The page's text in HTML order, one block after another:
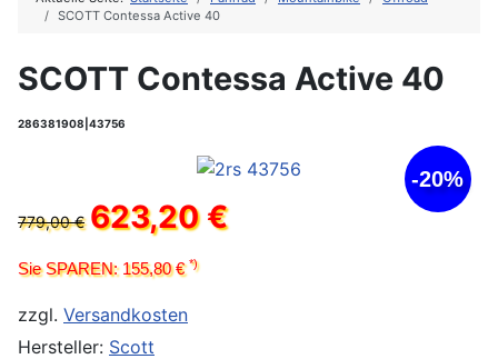
SCOTT Contessa Active 40
SCOTT Contessa Active 40
286381908|43756
-20%
779,00 € 623,20 €
Sie SPAREN: 155,80 €*)
zzgl. Versandkosten
Hersteller: Scott